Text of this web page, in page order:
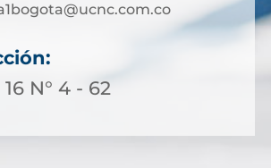
N° 4 - 62